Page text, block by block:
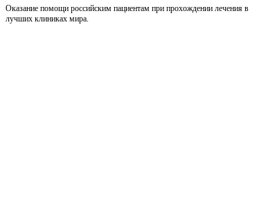
Оказание помощи российским пациентам при прохождении лечения в
лучших клиниках мира.